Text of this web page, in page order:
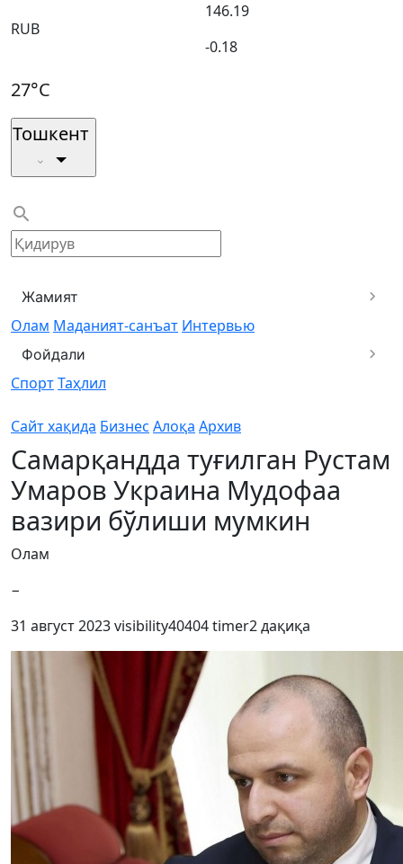
RUB
146.19
-0.18
27°C
Тошкент
Жамият
Олам Маданият-санъат Интервью
Фойдали
СпортТаҳлил
Сайт хақида Бизнес Алоқа Архив
Самарқандда туғилган Рустам
Умаров Украина Мудофаа
вазири бўлиши мумкин
Олам
−
31 август 2023visibility40404timer2 дақиқа